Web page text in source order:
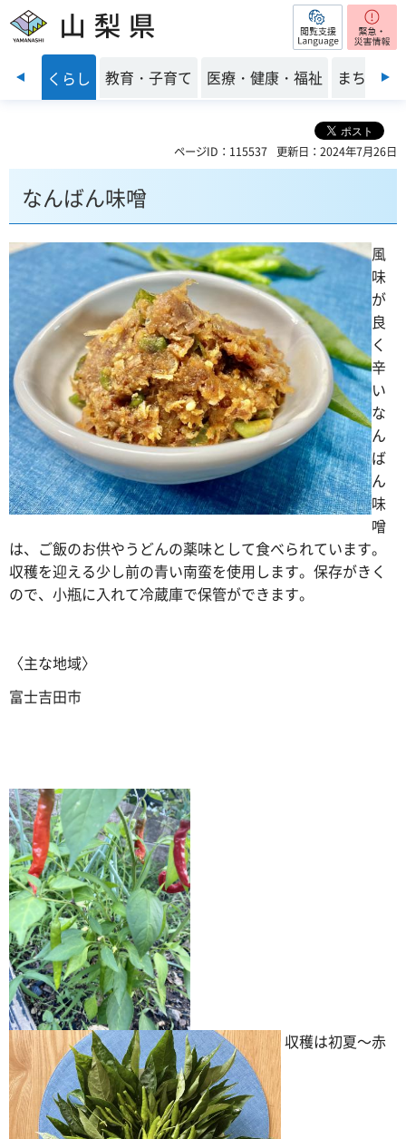
山梨県 閲覧支援
前のスライドを表示
全 くらし 教育・子育て 医療・健康・福祉 まちづく
ページID：115537 更新日：2024年7月26日
なんばん味噌
風
味
が
良
く
辛
い
な
ん
ば
ん
味
噌
は、ご飯のお供やうどんの薬味として食べられています。
収穫を迎える少し前の青い南蛮を使用します。保存がきく
ので、小瓶に入れて冷蔵庫で保管ができます。
〈主な地域〉
富士吉田市
収穫は初夏～赤